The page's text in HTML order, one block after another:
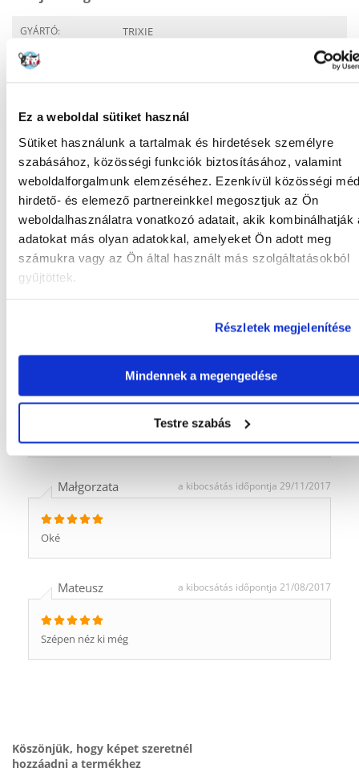
Ez a weboldal sütiket használ
Sütiket használunk a tartalmak és hirdetések személyre
szabásához, közösségi funkciók biztosításához, valamint
weboldalforgalmunk elemzéséhez. Ezenkívül közösségi
hirdető- és elemező partnereinkkel megosztjuk az Ön
weboldalhasználatra vonatkozó adatait, akik kombinálhatják
adatokat más olyan adatokkal, amelyeket Ön adott meg
számukra vagy az Ön által használt más szolgáltatásokból
gyűjtöttek.
Részletek megjelenítése
Mindennek a megengedése
Testre szabás
GYÁRTÓ: TRIXIE
Mi a termék értékelési szabályzat?
az összes értékelés átlaga. A felülvizsgálat moderálása után
Értékelések
ÉRTÉKELJE ÖN IS
Zuzasz246 a kibocsátás időpontja 21/01/2019
a kibocsátás időpontja 30/11/2017
még ezt a ketrecet http://fera.pl/petinn-klatka-dla-gryzoni-
Małgorzata a kibocsátás időpontja 29/11/2017
Oké
Mateusz a kibocsátás időpontja 21/08/2017
Szépen néz ki még
Köszönjük, hogy képet szeretnél
hozzáadni a termékhez